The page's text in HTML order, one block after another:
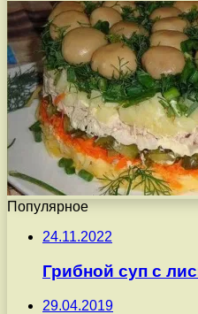
Популярное
24.11.2022
Грибной суп с
29.04.2019